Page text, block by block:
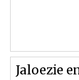
Jaloezie